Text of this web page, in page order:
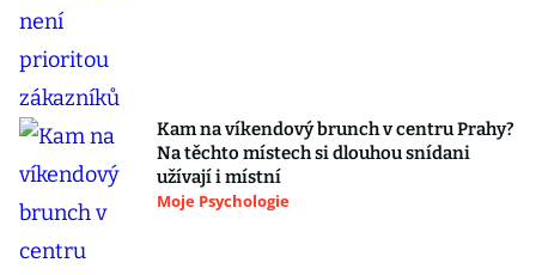
Kam na víkendový brunch v centru Prahy?
Na těchto místech si dlouhou snídani
užívají i místní
Moje Psychologie